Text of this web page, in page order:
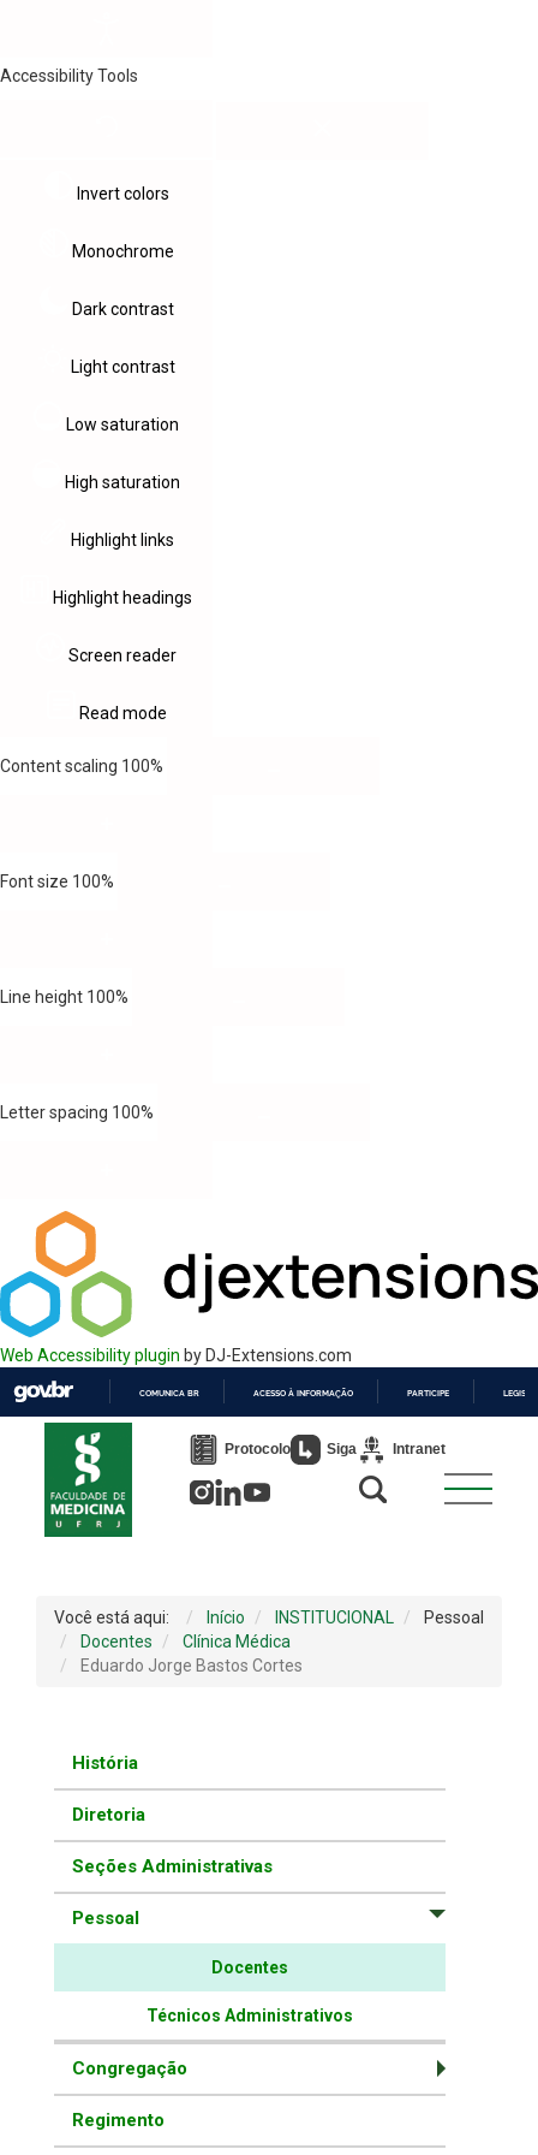
Accessibility Tools
Invert colors
Monochrome
Dark contrast
Light contrast
Low saturation
High saturation
Highlight links
Highlight headings
Screen reader
Read mode
Content scaling 100%
Font size 100%
Line height 100%
Letter spacing 100%
Web Accessibility plugin by DJ-Extensions.com
PARA
COMUNICA BR ACESSO À INFORMAÇÃO PARTICIPE
Protocolo Siga Intranet
Você está aqui: Início INSTITUCIONAL
Pessoal
Docentes
Clínica Médica
Eduardo Jorge Bastos Cortes
História
Diretoria
Seções Administrativas
Pessoal
Docentes
Técnicos Administrativos
Congregação
Regimento